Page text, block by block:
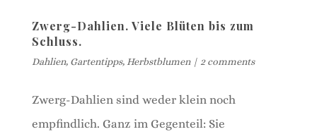
Zwerg-Dahlien. Viele Blüten bis zum
Schluss.
Dahlien, Gartentipps, Herbstblumen| 2 comments
Zwerg-Dahlien sind weder klein noch
empfindlich. Ganz im Gegenteil: Sie